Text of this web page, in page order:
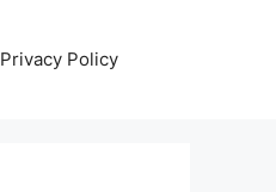
Privacy Policy